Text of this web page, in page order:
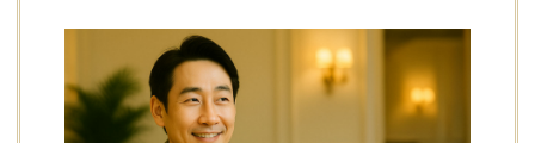
デートまでの流れ
アフィリエイトをご検討の皆様へ。